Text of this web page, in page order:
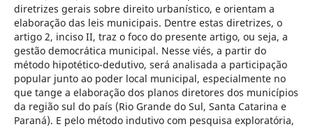
diretrizes gerais sobre direito urbanístico, e orientam a
elaboração das leis municipais. Dentre estas diretrizes, o
artigo 2, inciso II, traz o foco do presente artigo, ou seja, a
gestão democrática municipal. Nesse viés, a partir do
método hipotético-dedutivo, será analisada a participação
popular junto ao poder local municipal, especialmente no
que tange a elaboração dos planos diretores dos municípios
da região sul do país (Rio Grande do Sul, Santa Catarina e
Paraná). E pelo método indutivo com pesquisa exploratória,